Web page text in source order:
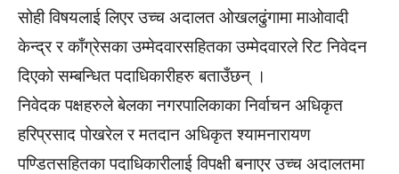
सोही विषयलाई लिएर उच्च अदालत ओखलढुंगामा माओवादी
केन्द्र र काँग्रेसका उम्मेदवारसहितका उम्मेदवारले रिट निवेदन
दिएको सम्बन्धित पदाधिकारीहरु बताउँछन् ।
निवेदक पक्षहरुले बेलका नगरपालिकाका निर्वाचन अधिकृत
हरिप्रसाद पोखरेल र मतदान अधिकृत श्यामनारायण
पण्डितसहितका पदाधिकारीलाई विपक्षी बनाएर उच्च अदालतमा